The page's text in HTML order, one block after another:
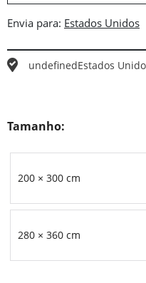
Envia para:
undefinedEstados
Tamanho:
200 × 300 cm
280 × 360 cm